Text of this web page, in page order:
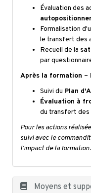
Évaluation des
Formalisation
le transfert des
Recueil de la
par
Après la formation –
Suivi du Plan
Évaluation à
du transfert des
Pour les actions
suivi avec le
l'impact de la formation.
Moyens et